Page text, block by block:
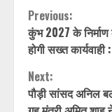
Continue
Reading
Previous:
कुंभ 2027 के निर्माण
होगी सख्त
Next:
पौड़ी सांसद अनिल